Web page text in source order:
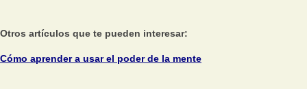
Otros artículos que te pueden interesar:
Cómo aprender a usar el poder de la mente